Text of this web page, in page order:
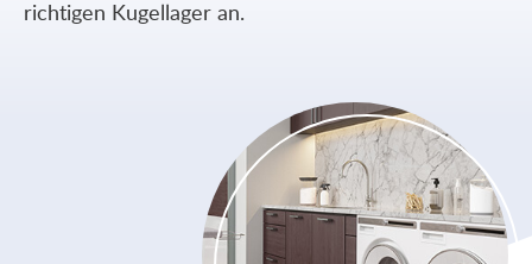
richtigen Kugellager an.